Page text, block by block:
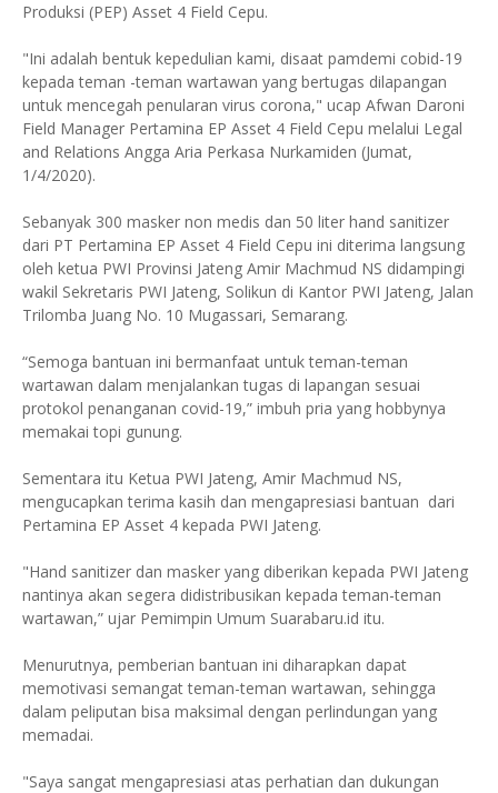
Produksi (PEP) Asset 4 Field Cepu.
"Ini adalah bentuk kepedulian kami, disaat pamdemi cobid-19
kepada teman -teman wartawan yang bertugas dilapangan
untuk mencegah penularan virus corona," ucap Afwan Daroni
Field Manager Pertamina EP Asset 4 Field Cepu melalui Legal
and Relations Angga Aria Perkasa Nurkamiden (Jumat,
1/4/2020).
Sebanyak 300 masker non medis dan 50 liter hand sanitizer
dari PT Pertamina EP Asset 4 Field Cepu ini diterima langsung
oleh ketua PWI Provinsi Jateng Amir Machmud NS didampingi
wakil Sekretaris PWI Jateng, Solikun di Kantor PWI Jateng, Jalan
Trilomba Juang No. 10 Mugassari, Semarang.
“Semoga bantuan ini bermanfaat untuk teman-teman
wartawan dalam menjalankan tugas di lapangan sesuai
protokol penanganan covid-19,” imbuh pria yang hobbynya
memakai topi gunung.
Sementara itu Ketua PWI Jateng, Amir Machmud NS,
mengucapkan terima kasih dan mengapresiasi bantuan dari
Pertamina EP Asset 4 kepada PWI Jateng.
"Hand sanitizer dan masker yang diberikan kepada PWI Jateng
nantinya akan segera didistribusikan kepada teman-teman
wartawan,” ujar Pemimpin Umum Suarabaru.id itu.
Menurutnya, pemberian bantuan ini diharapkan dapat
memotivasi semangat teman-teman wartawan, sehingga
dalam peliputan bisa maksimal dengan perlindungan yang
memadai.
"Saya sangat mengapresiasi atas perhatian dan dukungan